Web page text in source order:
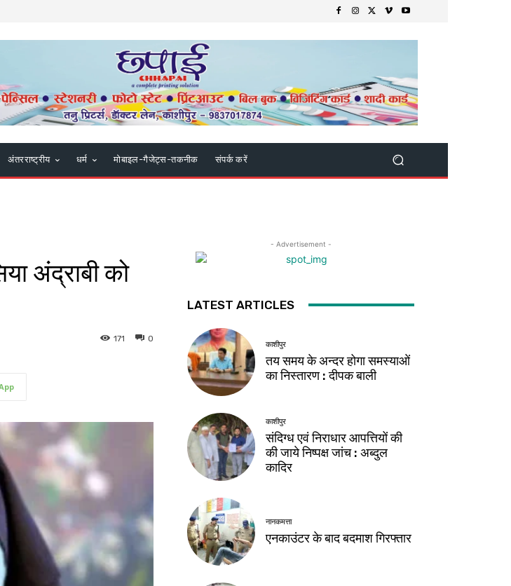
अंतरराष्ट्रीय धर्म मोबाइल-गैजेट्स-तकनीक संपर्क करें
अंद्राबी को
0
171
- Advertisement -
LATEST ARTICLES
काशीपुर
तय समय के अन्दर होगा समस्याओं
का निस्तारण : दीपक बाली
काशीपुर
संदिग्ध एवं निराधार आपत्तियों की
की जाये निष्पक्ष जांच : अब्दुल
कादिर
नानकमत्ता
एनकाउंटर के बाद बदमाश गिरफ्तार